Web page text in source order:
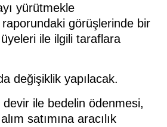
yürütmekle
görüşlerinde bir
ile ilgili taraflara
değişiklik yapılacak.
ile bedelin ödenmesi,
satımına aracılık